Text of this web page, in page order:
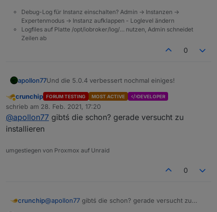
Debug-Log für Instanz einschalten? Admin -> Instanzen ->
Expertenmodus -> Instanz aufklappen - Loglevel ändern
Logfiles auf Platte /opt/iobroker/log/… nutzen, Admin schneidet
Zeilen ab
0
apollon77Und die 5.0.4 verbessert nochmal einiges!
Abwesend
crunchip FORUM TESTING MOST ACTIVE DEVELOPER
schrieb am 28. Feb. 2021, 17:20
zuletzt editiert von
@apollon77 gibtś die schon? gerade versucht zu
installieren
umgestiegen von Proxmox auf Unraid
0
crunchip@apollon77 gibtś die schon? gerade versucht zu